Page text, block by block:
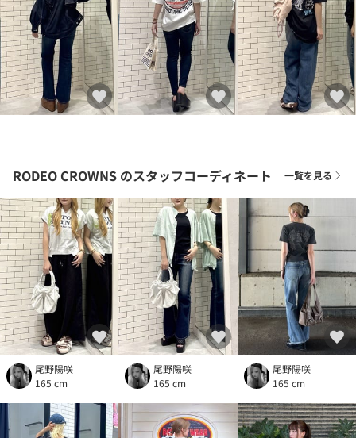
RODEO CROWNS のスタッフコーディネート 一覧を見る
尾野陽咲
165 cm
尾野陽咲
165 cm
尾野陽咲
165 cm